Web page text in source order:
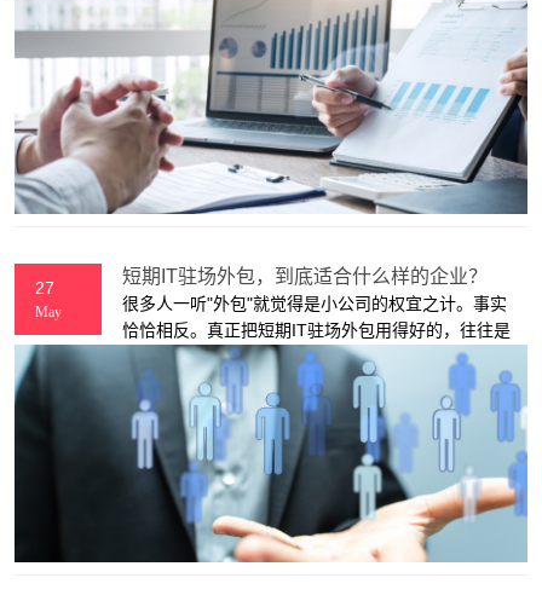
正在成为一种被严重低估的经营策略。
27
May
短期IT驻场外包，到底适合什么样的企业？
很多人一听"外包"就觉得是小公司的权宜之计。事实
恰恰相反。真正把短期IT驻场外包用得好的，往往是
那些业务节奏快、但又不想养闲人的中型企业，以及
项目制运作成熟的大型企业。问题不在"要不要外
包"，而在"你的业务形态是否匹配"。